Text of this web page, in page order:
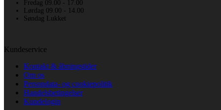
Fredag 09.00 - 17.00
Lørdag 09.00 - 14.00
Søndag Lukket
Kundeservice
Kontakt & åbningstider
Om os
Persondata- og cookiepolitik
Handelsbetingelser
Kundelogin